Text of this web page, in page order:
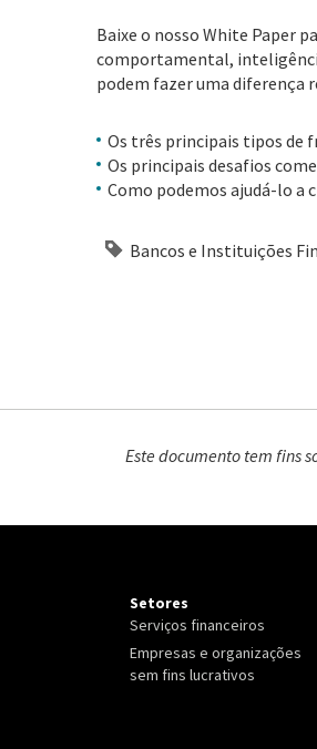
Baixe o nosso White Paper
comportamental,
podem fazer uma diferença
Os três principais tipos de
Os principais desafios
Como podemos ajudá-lo a
Bancos e Instituições
Este documento tem fins
Setores
Serviços financeiros
Empresas e organizações
sem fins lucrativos